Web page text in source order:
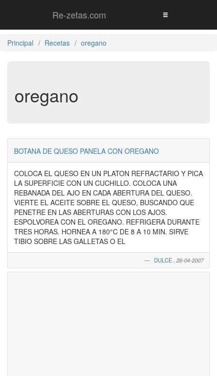
Re-zetas.com
Principal Recetas oregano
oregano
BOTANA DE QUESO PANELA CON OREGANO
COLOCA EL QUESO EN UN PLATON REFRACTARIO Y PICA
LA SUPERFICIE CON UN CUCHILLO. COLOCA UNA
REBANADA DEL AJO EN CADA ABERTURA DEL QUESO.
VIERTE EL ACEITE SOBRE EL QUESO, BUSCANDO QUE
PENETRE EN LAS ABERTURAS CON LOS AJOS.
ESPOLVOREA CON EL OREGANO. REFRIGERA DURANTE
TRES HORAS. HORNEA A 180°C DE 8 A 10 MIN. SIRVE
TIBIO SOBRE LAS GALLETAS O EL
DULCE 26-04-2007